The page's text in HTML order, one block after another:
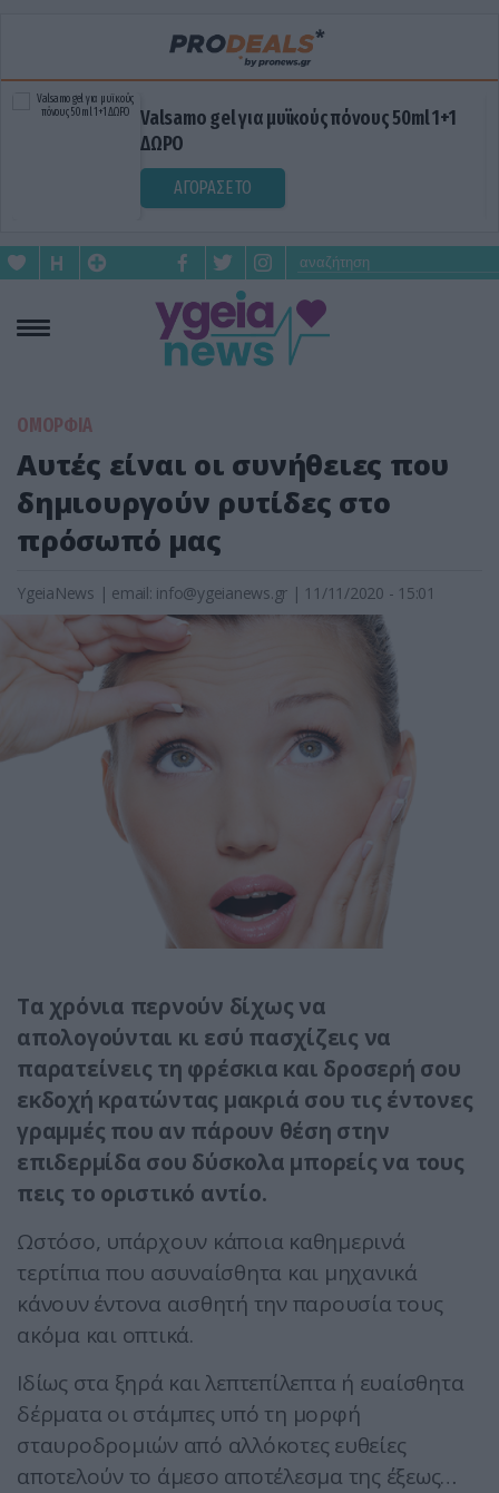
Valsamo gel για μυϊκούς πόνους 50ml 1+1
ΔΩΡΟ
ΑΓΟΡΑΣΕ ΤΟ
ΟΜΟΡΦΙΑ
Αυτές είναι οι συνήθειες που
δημιουργούν ρυτίδες στο
πρόσωπό μας
YgeiaNews | email: info@ygeianews.gr | 11/11/2020 - 15:01
Τα χρόνια περνούν δίχως να
απολογούνται κι εσύ πασχίζεις να
παρατείνεις τη φρέσκια και δροσερή σου
εκδοχή κρατώντας μακριά σου τις έντονες
γραμμές που αν πάρουν θέση στην
επιδερμίδα σου δύσκολα μπορείς να τους
πεις το οριστικό αντίο.
Ωστόσο, υπάρχουν κάποια καθημερινά
τερτίπια που ασυναίσθητα και μηχανικά
κάνουν έντονα αισθητή την παρουσία τους
ακόμα και οπτικά.
Ιδίως στα ξηρά και λεπτεπίλεπτα ή ευαίσθητα
δέρματα οι στάμπες υπό τη μορφή
σταυροδρομιών από αλλόκοτες ευθείες
αποτελούν το άμεσο αποτέλεσμα της έξεως…